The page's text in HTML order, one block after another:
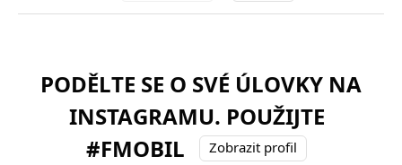
PODĚLTE SE O SVÉ ÚLOVKY NA
INSTAGRAMU. POUŽIJTE
#FMOBIL
Zobrazit profil